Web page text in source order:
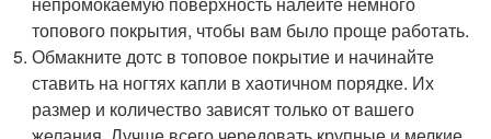
топового покрытия, чтобы вам было проще работать.
Обмакните дотс в топовое покрытие и начинайте
ставить на ногтях капли в хаотичном порядке. Их
размер и количество зависят только от вашего